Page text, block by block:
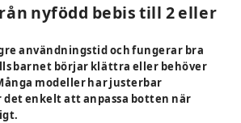
nyfödd bebis till 2 eller
användningstid och fungerar bra
barnet börjar klättra eller behöver
modeller har justerbar
det enkelt att anpassa botten när